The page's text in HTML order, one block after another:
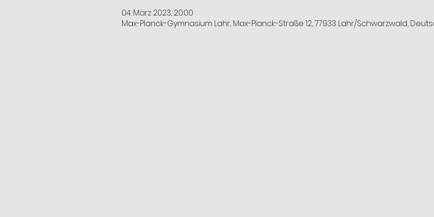
04. März 2023, 20:00
Max-Planck-Gymnasium Lahr, Max-Planck-Straße 12, 77933 Lahr/Schwarzwald,